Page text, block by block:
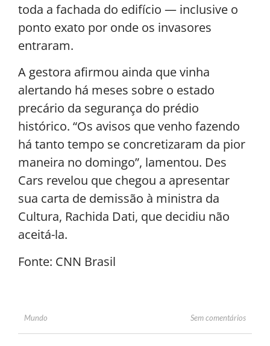
toda a fachada do edifício — inclusive o
ponto exato por onde os invasores
entraram.
A gestora afirmou ainda que vinha
alertando há meses sobre o estado
precário da segurança do prédio
histórico. “Os avisos que venho fazendo
há tanto tempo se concretizaram da pior
maneira no domingo”, lamentou. Des
Cars revelou que chegou a apresentar
sua carta de demissão à ministra da
Cultura, Rachida Dati, que decidiu não
aceitá-la.
Fonte: CNN Brasil
Mundo Sem comentários